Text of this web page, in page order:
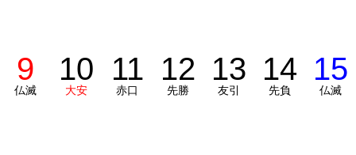
9
仏滅
10
大安
11
赤口
12
先勝
13
友引
14
先負
15
仏滅